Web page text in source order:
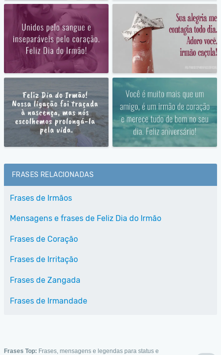
FRASES RELACIONADAS
Frases de Irmãos
Mensagens e frases de Feliz Dia do Irmão
Frases de Coração
Frases de Irritação
Frases de Zangada
Frases de Irmandade
Frases Top: Frases, mensagens e legendas para status e